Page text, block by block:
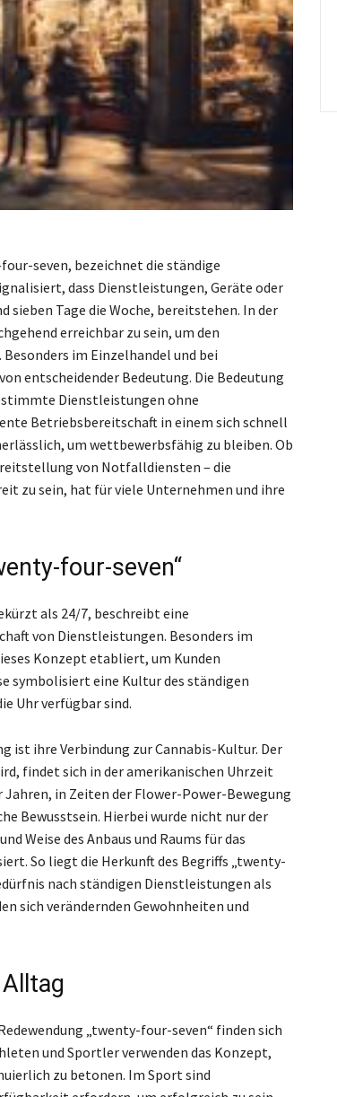
seven, bezeichnet die ständige
dass Dienstleistungen, Geräte oder
sieben Tage die Woche, bereitstehen. In der
erreichbar zu sein, um den
im Einzelhandel und bei
entscheidender Bedeutung. Die Bedeutung
Dienstleistungen ohne
Betriebsbereitschaft in einem sich schnell
um wettbewerbsfähig zu bleiben. Ob
von Notfalldiensten – die
zu sein, hat für viele Unternehmen und ihre
four-seven“
als 24/7, beschreibt eine
von Dienstleistungen. Besonders im
Konzept etabliert, um Kunden
symbolisiert eine Kultur des ständigen
Uhr verfügbar sind.
ist ihre Verbindung zur Cannabis-Kultur. Der
findet sich in der amerikanischen Uhrzeit
Jahren, in Zeiten der Flower-Power-Bewegung
Bewusstsein. Hierbei wurde nicht nur der
Weise des Anbaus und Raums für das
So liegt die Herkunft des Begriffs „twenty-
nach ständigen Dienstleistungen als
sich verändernden Gewohnheiten und
„twenty-four-seven“ finden sich
und Sportler verwenden das Konzept,
zu betonen. Im Sport sind